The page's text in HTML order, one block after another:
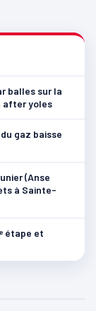
balles sur la
after yoles
gaz baisse
(Anse
à Sainte-
étape et